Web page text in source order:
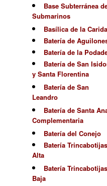
Base Subterránea
Submarinos
Basílica de la
Batería de
Batería de la
Batería de San
y Santa Florentina
Batería de San
Leandro
Batería de Santa
Complementaria
Batería del Conejo
Batería Trincabotijas
Alta
Batería Trincabotijas
Baja